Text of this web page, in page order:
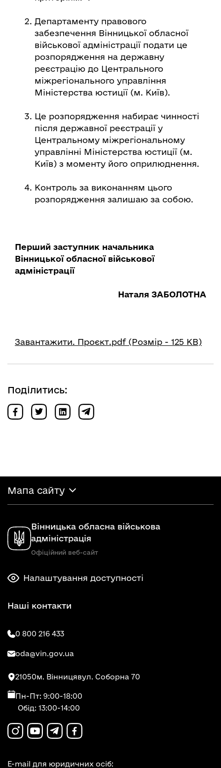
Департаменту правового
забезпечення Вінницької обласної
військової адміністрації подати це
розпорядження на державну
реєстрацію до Центрального
міжрегіонального управління
Міністерства юстиції (м. Київ).
Це розпорядження набирає чинності
після державної реєстрації у
Центральному міжрегіональному
управлінні Міністерства юстиції (м.
Київ) з моменту його оприлюднення.
Контроль за виконанням цього
розпорядження залишаю за собою.
Перший заступник начальника
Вінницької обласної військової
адміністрації
Наталя ЗАБОЛОТНА
Завантажити. Проєкт.pdf (Розмір - 125 КВ)
Поділитись:
Мапа сайту
Вінницька обласна військова
адміністрація
Офіційний веб-сайт
Налаштування доступності
Наші контакти
0 800 216 433
oda@vin.gov.ua
21050м. Вінницявул. Соборна 70
Пн-Пт: 9:00-18:00
Обід: 13:00-14:00
E-mail для юридичних осіб: